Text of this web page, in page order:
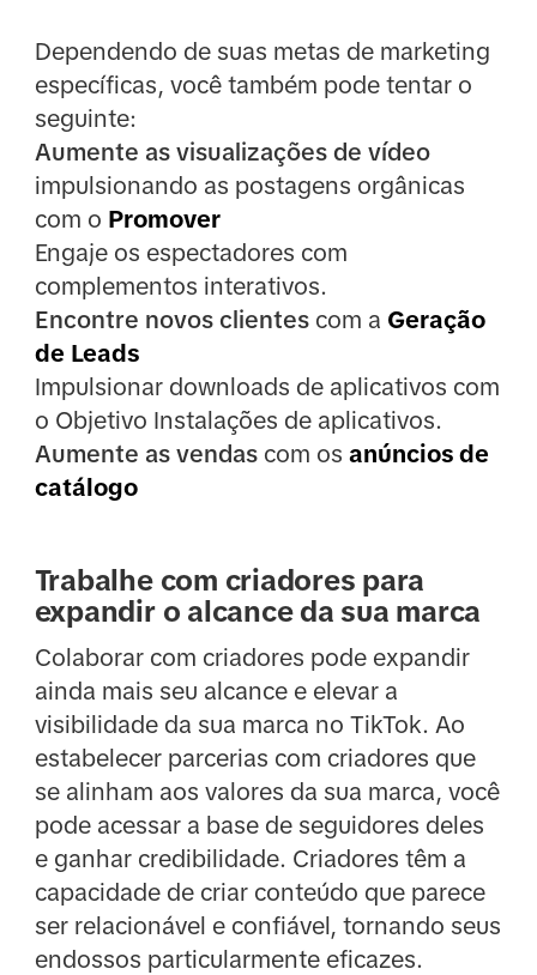
Dependendo de suas metas de marketing
específicas, você também pode tentar o
seguinte:
Aumente as visualizações de vídeo
impulsionando as postagens orgânicas
com o Promover
Engaje os espectadores com
complementos interativos.
Encontre novos clientescom a Geração
de Leads
Impulsionar downloads de aplicativos com
o Objetivo Instalações de aplicativos.
Aumente as vendascom os anúncios de
catálogo
Trabalhe com criadores para
expandir o alcance da sua marca
Colaborar com criadores pode expandir
ainda mais seu alcance e elevar a
visibilidade da sua marca no TikTok. Ao
estabelecer parcerias com criadores que
se alinham aos valores da sua marca, você
pode acessar a base de seguidores deles
e ganhar credibilidade. Criadores têm a
capacidade de criar conteúdo que parece
ser relacionável e confiável, tornando seus
endossos particularmente eficazes.